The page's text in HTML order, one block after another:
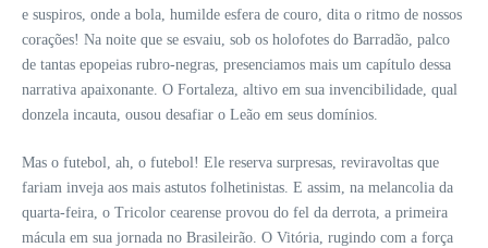
e suspiros, onde a bola, humilde esfera de couro, dita o ritmo de nossos
corações! Na noite que se esvaiu, sob os holofotes do Barradão, palco
de tantas epopeias rubro-negras, presenciamos mais um capítulo dessa
narrativa apaixonante. O Fortaleza, altivo em sua invencibilidade, qual
donzela incauta, ousou desafiar o Leão em seus domínios.
Mas o futebol, ah, o futebol! Ele reserva surpresas, reviravoltas que
fariam inveja aos mais astutos folhetinistas. E assim, na melancolia da
quarta-feira, o Tricolor cearense provou do fel da derrota, a primeira
mácula em sua jornada no Brasileirão. O Vitória, rugindo com a força